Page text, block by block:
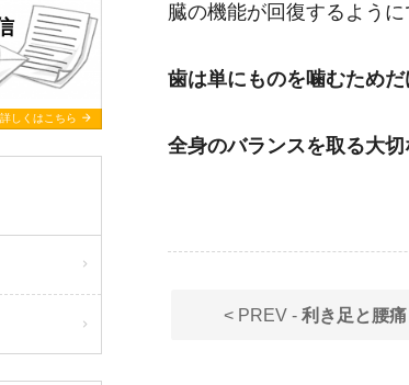
臓の機能が回復するように
歯は単にものを噛むためだ
全身のバランスを取る大切
< PREV -利き足と腰痛
詳しくはこちら arrow_forward